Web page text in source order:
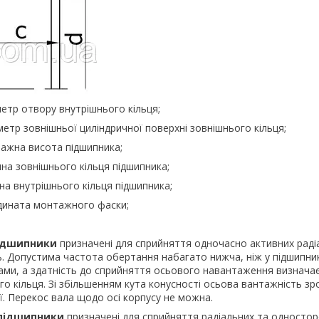
отвору внутрішнього кільця;
зовнішньої циліндричної поверхні зовнішнього кільця;
висота підшипника;
зовнішнього кільця підшипника;
внутрішнього кільця підшипника;
монтажного фаски;
призначені для сприйняття одночасно активних
частота обертання набагато нижча, ніж у
а здатність до сприйняття осьового навантаження
кільця. Зі збільшенням кута конусності осьова вантажність
Перекос вала щодо осі корпусу не можна.